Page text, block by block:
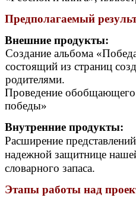
Предполагаемый
Внешние продукты:
Создание альбома
состоящий из страниц
родителями.
Проведение обобщающего
победы»
Внутренние продукты:
Расширение
надежной защитнице
словарного запаса.
Этапы работы над